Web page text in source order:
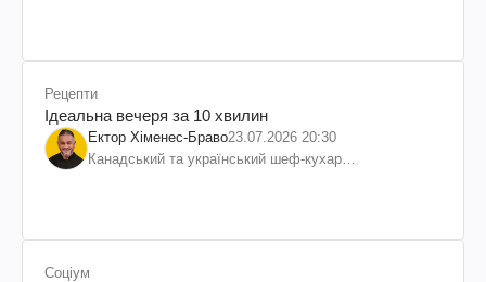
Рецепти
Ідеальна вечеря за 10 хвилин
Ектор Хіменес-Браво23.07.2026 20:30
Канадський та український шеф-кухар
Соціум